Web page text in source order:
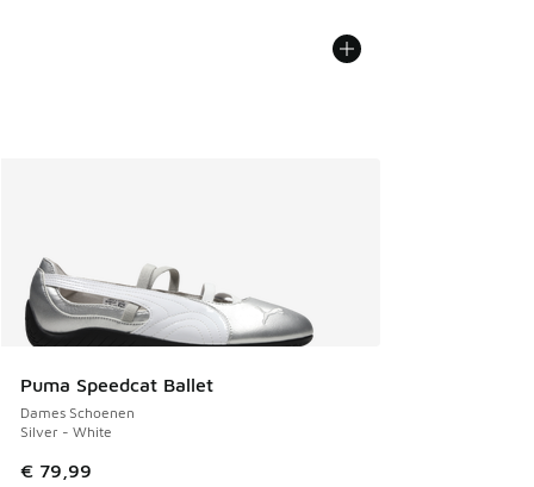
Puma Speedcat Ballet
Dames Schoenen
Silver - White
€ 79,99